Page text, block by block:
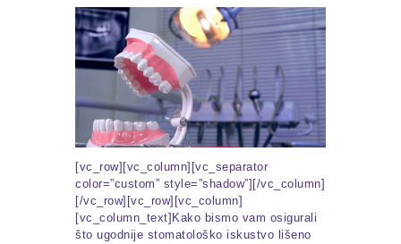
[vc_row][vc_column][vc_separator
color=”custom” style=”shadow”][/vc_column]
[/vc_row][vc_row][vc_column]
[vc_column_text]Kako bismo vam osigurali
što ugodnije stomatološko iskustvo lišeno